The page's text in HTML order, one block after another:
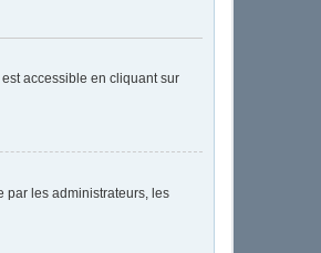
accessible en cliquant sur
par les administrateurs, les